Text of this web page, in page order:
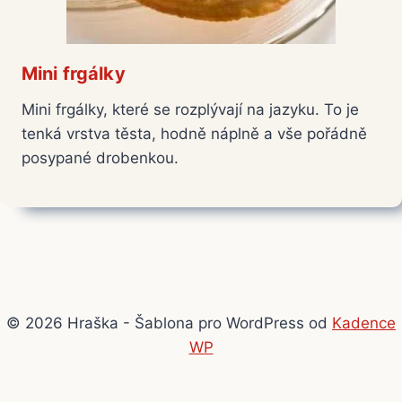
Mini frgálky
Mini frgálky, které se rozplývají na jazyku. To je
tenká vrstva těsta, hodně náplně a vše pořádně
posypané drobenkou.
© 2026 Hraška - Šablona pro WordPress od Kadence
WP